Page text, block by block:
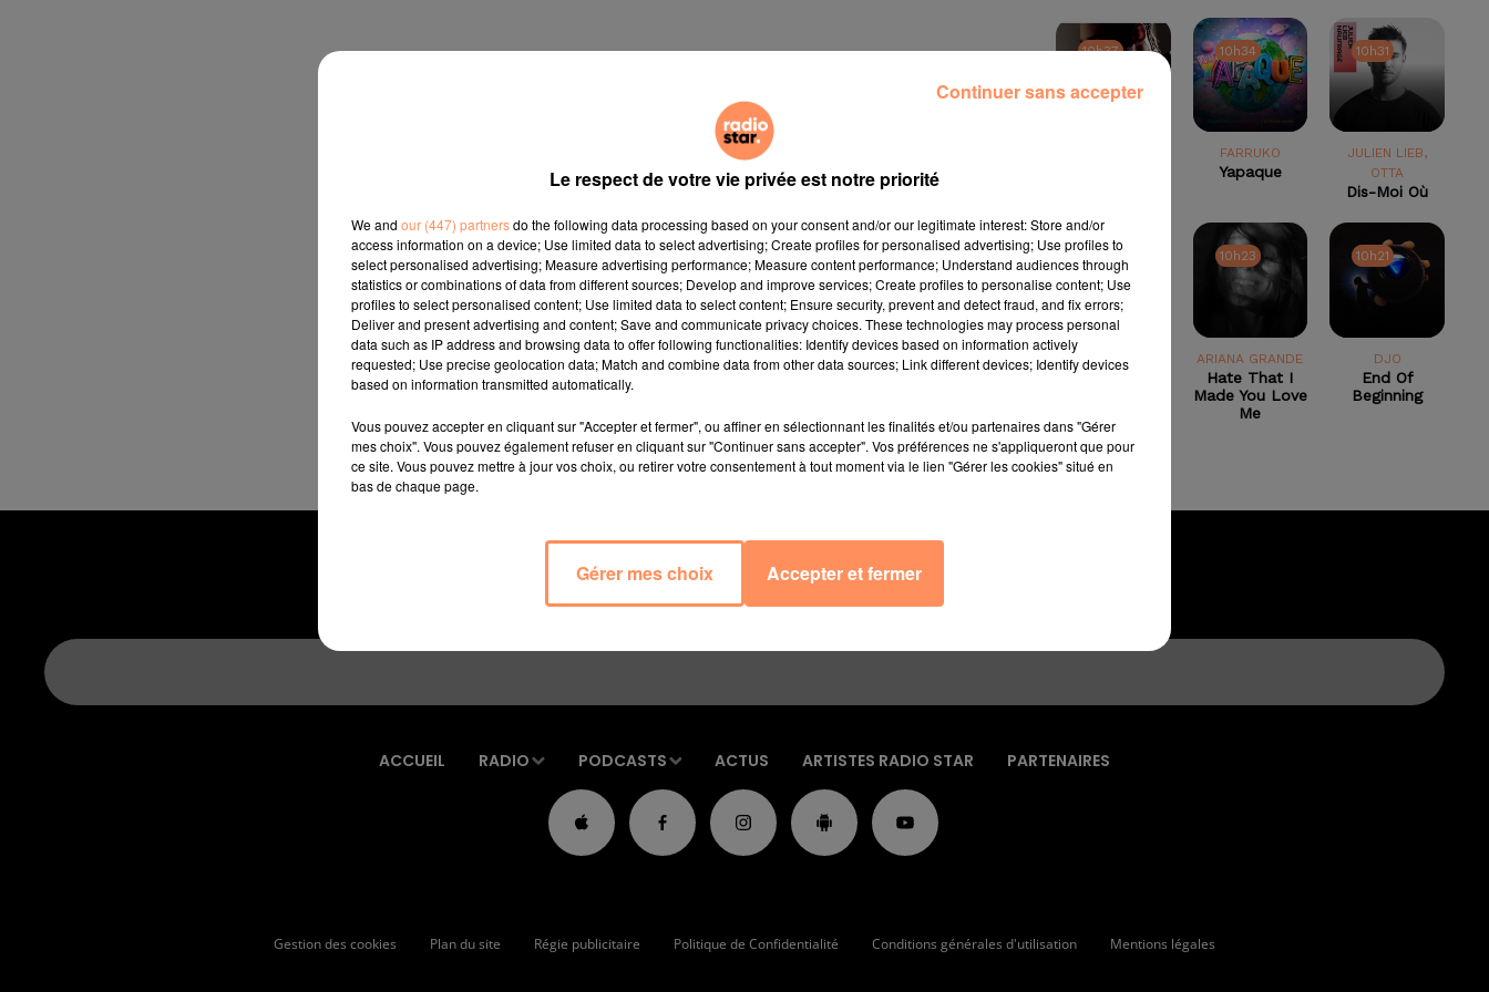
10h37
10h37 10h34
10h34
FARRUKO
Yapaque
10h31
10h31
JULIEN LIEB,
OTTA
Dis-Moi Où
DELEGATION
10h23
10h23
ARIANA GRANDE
Hate That I
Made You Love
Me
10h21
10h21
DJO
End Of
Beginning
ACCUEIL RADIO PODCASTS ACTUS ARTISTES RADIO STAR PARTENAIRES
Gestion des cookies Plan du site Régie publicitaire Politique de Confidentialité Conditions générales d'utilisation Mentions légales
Le respect de votre vie privée est notre priorité
We and our (447) partnersdo the following data processing based on your consent and/or our legitimate interest: Store and/or
access information on a device; Use limited data to select advertising; Create profiles for personalised advertising; Use profiles to
select personalised advertising; Measure advertising performance; Measure content performance; Understand audiences through
statistics or combinations of data from different sources; Develop and improve services; Create profiles to personalise content; Use
profiles to select personalised content; Use limited data to select content; Ensure security, prevent and detect fraud, and fix errors;
Deliver and present advertising and content; Save and communicate privacy choices. These technologies may process personal
data such as IP address and browsing data to offer following functionalities: Identify devices based on information actively
requested; Use precise geolocation data; Match and combine data from other data sources; Link different devices; Identify devices
based on information transmitted automatically.
Vous pouvez accepter en cliquant sur "Accepter et fermer", ou affiner en sélectionnant les finalités et/ou partenaires dans "Gérer
mes choix". Vous pouvez également refuser en cliquant sur "Continuer sans accepter". Vos préférences ne s'appliqueront que pour
ce site. Vous pouvez mettre à jour vos choix, ou retirer votre consentement à tout moment via le lien "Gérer les cookies" situé en
bas de chaque page.
Gérer mes choix Accepter et fermer
Continuer sans accepter